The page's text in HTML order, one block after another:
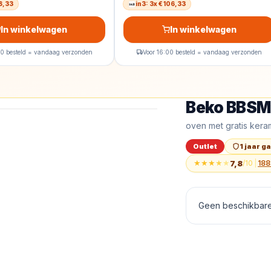
In winkelwagen
besteld = vandaag verzonden
in3: 3x € 106,33
In winkelwagen
Voor 16:00 besteld = vandaag verzonden
Outlet
Beko
Beko
oven met gratis
Outlet 1 jaar
★★★★★7,8/10
Geen